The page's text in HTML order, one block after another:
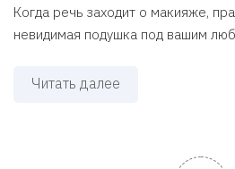
Когда речь заходит о макияже,
невидимая подушка под вашим
Читать далее